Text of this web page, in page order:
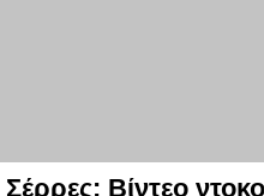
Σέρρες: Βίντεο